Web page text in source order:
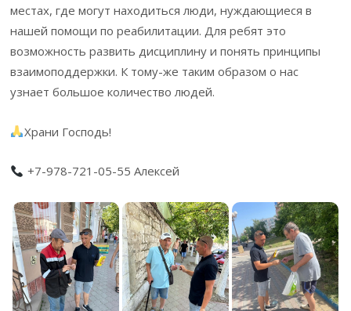
местах, где могут находиться люди, нуждающиеся в
нашей помощи по реабилитации. Для ребят это
возможность развить дисциплину и понять принципы
взаимоподдержки. К тому-же таким образом о нас
узнает большое количество людей.
Храни Господь!
+7-978-721-05-55 Алексей